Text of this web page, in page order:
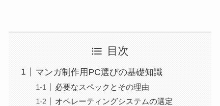
目次
マンガ制作用PC選びの基礎知識
必要なスペックとその理由
オペレーティングシステムの選定